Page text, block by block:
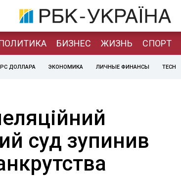
БИЗНЕС ЖИЗНЬ СПОРТ
ДОЛЛАРА ЭКОНОМИКА ЛИЧНЫЕ ФИНАНСЫ TECH
суд зупинив